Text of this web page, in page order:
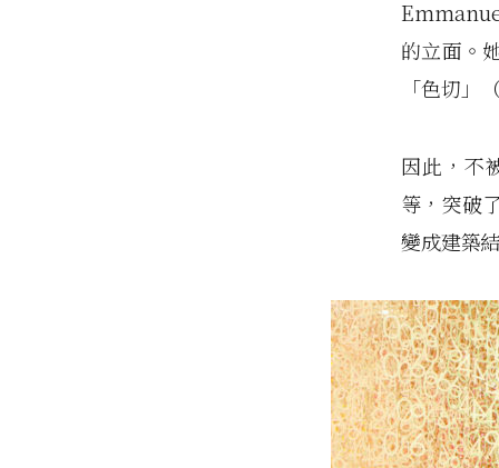
的立面。
「色切」
因此，不
等，突破
變成建築